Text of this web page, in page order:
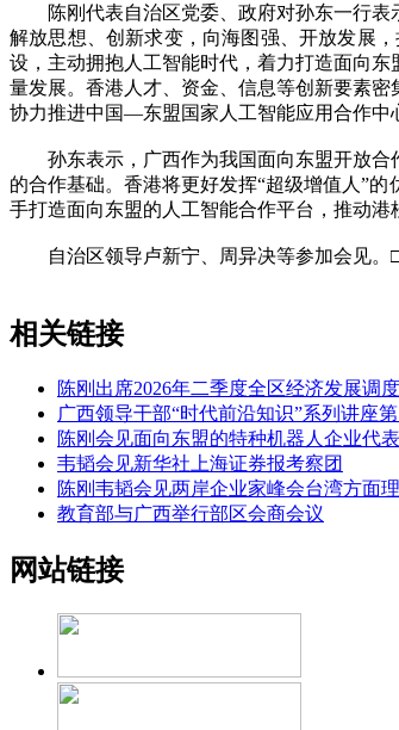
陈刚代表自治区党委、政府对孙东一行表示
解放思想、创新求变，向海图强、开放发展
设，主动拥抱人工智能时代，着力打造面向
量发展。香港人才、资金、信息等创新要素
协力推进中国—东盟国家人工智能应用合作中
孙东表示，广西作为我国面向东盟开放合
的合作基础。香港将更好发挥“超级增值人”
手打造面向东盟的人工智能合作平台，推动港
自治区领导卢新宁、周异决等参加会见。
相关链接
陈刚出席2026年二季度全区经济发展调
广西领导干部“时代前沿知识”系列讲座
陈刚会见面向东盟的特种机器人企业代
韦韬会见新华社上海证券报考察团
陈刚韦韬会见两岸企业家峰会台湾方面
教育部与广西举行部区会商会议
网站链接